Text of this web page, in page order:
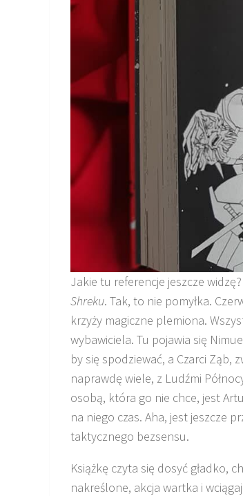
Jakie tu referencje jeszcze
Shreku. Tak, to nie pomyłka.
krzyży magiczne plemiona.
wybawiciela. Tu pojawia się
by się spodziewać, a Czarci Ząb,
naprawdę wiele, z Ludźmi
osobą, która go nie chce, jest
na niego czas. Aha, jest jeszcze
taktycznego bezsensu.
Książkę czyta się dosyć gładko,
nakreślone, akcja wartka i